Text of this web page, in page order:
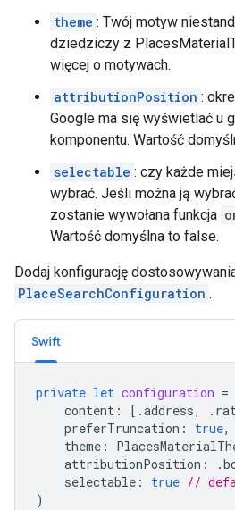
theme : Twój motyw
dziedziczy z
więcej o motywach.
attributionPosition :
Google ma się wyświetlać u
komponentu. Wartość
selectable : czy każde
wybrać. Jeśli można ją
zostanie wywołana funkcja
Wartość domyślna to false.
Dodaj konfigurację
PlaceSearchConfiguration .
Swift
private let configuration =
content : [.address, .
preferTruncation : true,
theme :
attributionPosition : .
selectable : true //
)